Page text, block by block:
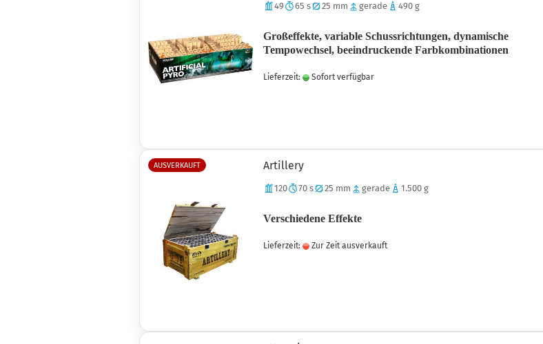
49 65 s 25 mm gerade 490 g
Großeffekte, variable Schussrichtungen, dynamische
Tempowechsel, beeindruckende Farbkombinationen
Lieferzeit: Sofort verfügbar
AUSVERKAUFT Artillery
120 70 s 25 mm gerade 1.500 g
Verschiedene Effekte
Lieferzeit: Zur Zeit ausverkauft